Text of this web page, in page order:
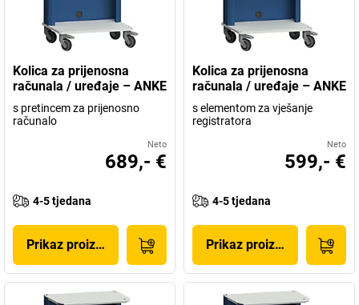
Kolica za prijenosna
računala / uređaje – ANKE
s pretincem za prijenosno
računalo
Neto
689,- €
4-5 tjedana
Prikaz proizvoda
Kolica za prijenosna
računala / uređaje – ANKE
s elementom za vješanje
registratora
Neto
599,- €
4-5 tjedana
Prikaz proizvoda